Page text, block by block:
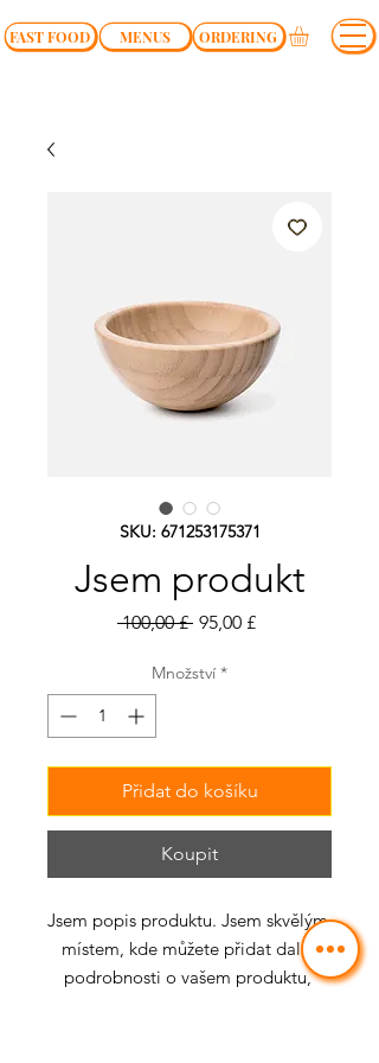
FAST FOOD MENUS ORDERING
SKU: 671253175371
Jsem produkt
100,00 £ Běžná
95,00 £Zvýhodněná
Množství *
Přidat do košíku
Koupit
Jsem popis produktu. Jsem skvělým
místem, kde můžete přidat další
podrobnosti o vašem produktu,